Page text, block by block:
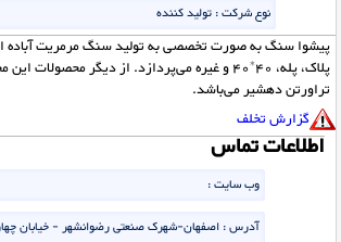
نوع شرکت :تولید کننده
پیشوا سنگ به صورت تخصصی به تولید سنگ مرمریت آباده
پلاک، پله، 40*40 و غیره می‌پردازد. از دیگر
تراورتن دهشیر می‌باشد.
گزارش تخلف
اطلاعات تماس
وب سایت :
آدرس :اصفهان-شهرک صنعتی رضوانشهر - خیابان